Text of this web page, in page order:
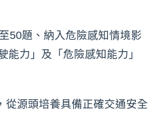
50題、納入危險感知情境影
力」及「危險感知能力」
從源頭培養具備正確交通安全